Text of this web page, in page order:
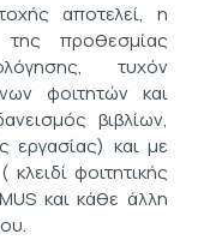
αποτελεί, η
προθεσμίας
τυχόν
φοιτητών και
βιβλίων,
εργασίας) και με
φοιτητικής
και κάθε άλλη